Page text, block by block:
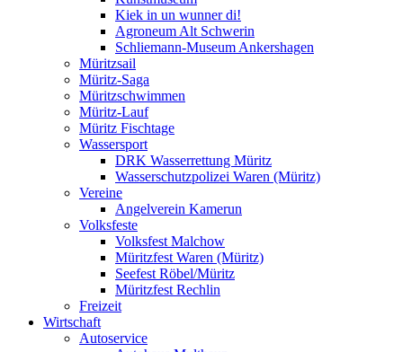
Kiek in un wunner di!
Agroneum Alt Schwerin
Schliemann-Museum Ankershagen
Müritzsail
Müritz-Saga
Müritzschwimmen
Müritz-Lauf
Müritz Fischtage
Wassersport
DRK Wasserrettung Müritz
Wasserschutzpolizei Waren (Müritz)
Vereine
Angelverein Kamerun
Volksfeste
Volksfest Malchow
Müritzfest Waren (Müritz)
Seefest Röbel/Müritz
Müritzfest Rechlin
Freizeit
Wirtschaft
Autoservice